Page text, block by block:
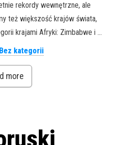
rekordy wewnętrzne, ale
też większość krajów świata,
krajami Afryki: Zimbabwe i …
Bez kategorii
more